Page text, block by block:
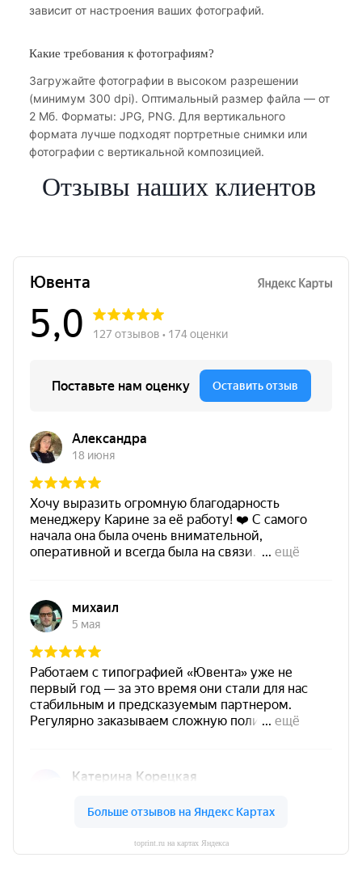
зависит от настроения ваших фотографий.
Какие требования к фотографиям?
Загружайте фотографии в высоком разрешении
(минимум 300 dpi). Оптимальный размер файла — от
2 Мб. Форматы: JPG, PNG. Для вертикального
формата лучше подходят портретные снимки или
фотографии с вертикальной композицией.
Отзывы наших клиентов
toprint.ru на картах Яндекса